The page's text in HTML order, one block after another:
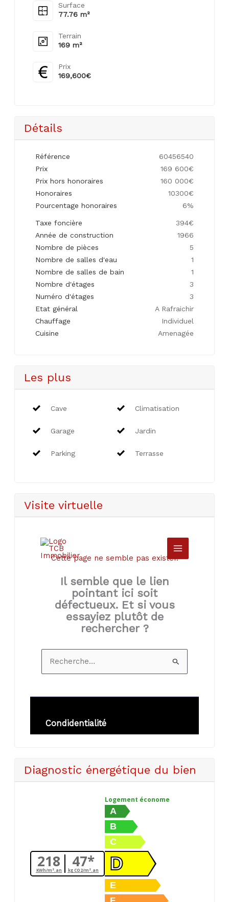
Surface
77.76 m²
Terrain
169 m²
Prix
169,600€
Détails
Référence
60456540
Prix
169 600€
Prix hors honoraires
160 000€
Honoraires
10300€
Pourcentage honoraires
6%
Taxe foncière
394€
Année de construction
1966
Nombre de pièces
5
Nombre de salles d'eau
1
Nombre de salles de bain
1
Nombre d'étages
3
Numéro d'étages
3
Etat général
A Rafraichir
Chauffage
Individuel
Cuisine
Amenagée
Les plus
Cave Climatisation
Garage Jardin
Parking Terrasse
Visite virtuelle
Diagnostic énergétique du bien
218
KWh/m².an 47*
kg CO2/m².an
Logement économe
A
B
C
D
E